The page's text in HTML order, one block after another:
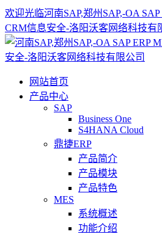
欢迎光临河南SAP,郑州SAP,-OA
CRM信息安全-洛阳沃客网络科技有
网站首页
产品中心
SAP
Business One
S4HANA Cloud
鼎捷ERP
产品简介
产品模块
产品特色
MES
系统概述
功能介绍